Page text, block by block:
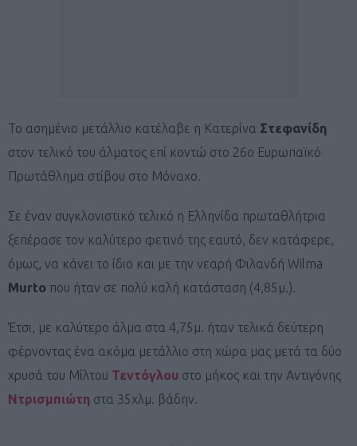
Το ασημένιο μετάλλιο κατέλαβε η Κατερίνα Στεφανίδη
στον τελικό του άλματος επί κοντώ στο 26ο Ευρωπαϊκό
Πρωτάθλημα στίβου στο Μόναχο.
Σε έναν συγκλονιστικό τελικό η Ελληνίδα πρωταθλήτρια
ξεπέρασε τον καλύτερο φετινό της εαυτό, δεν κατάφερε,
όμως, να κάνει το ίδιο και με την νεαρή Φιλανδή Wilma
Murto που ήταν σε πολύ καλή κατάσταση (4,85μ.).
Έτσι, με καλύτερο άλμα στα 4,75μ. ήταν τελικά δεύτερη
φέρνοντας ένα ακόμα μετάλλιο στη χώρα μας μετά τα δύο
χρυσά του Μίλτου Τεντόγλου στο μήκος και την Αντιγόνης
Ντρισμπιώτη στα 35χλμ. βάδην.